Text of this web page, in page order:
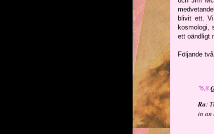
blivit ett.
kosmologi,
ett oändligt
Följande
"6.8
Ra:
in an